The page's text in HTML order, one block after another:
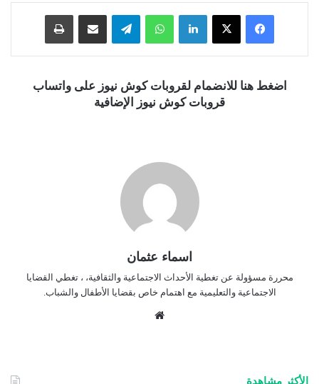
فيسبوك ‫X لينكدإن واتساب تيلقرام
اضغط هنا للانضمام لقروبات كوش نيوز على واتساب
قروبات كوش نيوز الإضافية
اسماء عثمان
محررة مسؤولة عن تغطية الأحداث الاجتماعية والثقافية، ، تغطي القضايا
الاجتماعية والتعليمية مع اهتمام خاص بقضايا الأطفال والشباب.
الأكثر مشاهدة